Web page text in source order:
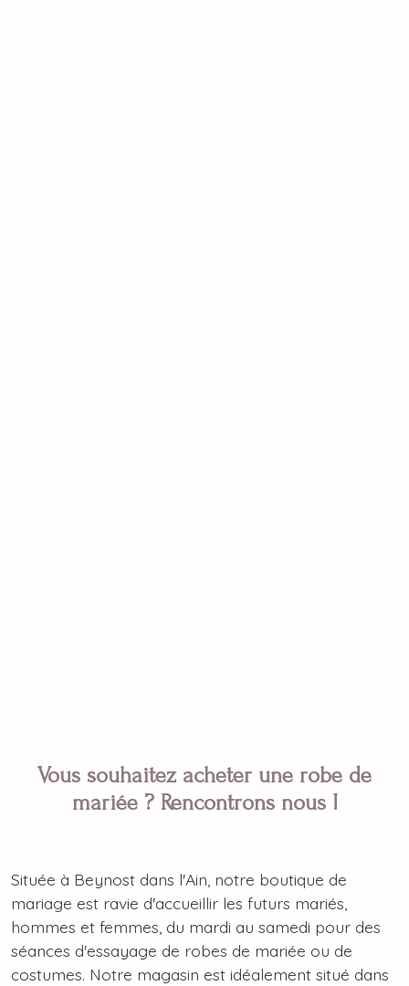
Vous souhaitez acheter une robe de
mariée ? Rencontrons nous !
Située à Beynost dans l'Ain, notre boutique de
mariage est ravie d'accueillir les futurs mariés,
hommes et femmes, du mardi au samedi pour des
séances d'essayage de robes de mariée ou de
costumes. Notre magasin est idéalement situé dans